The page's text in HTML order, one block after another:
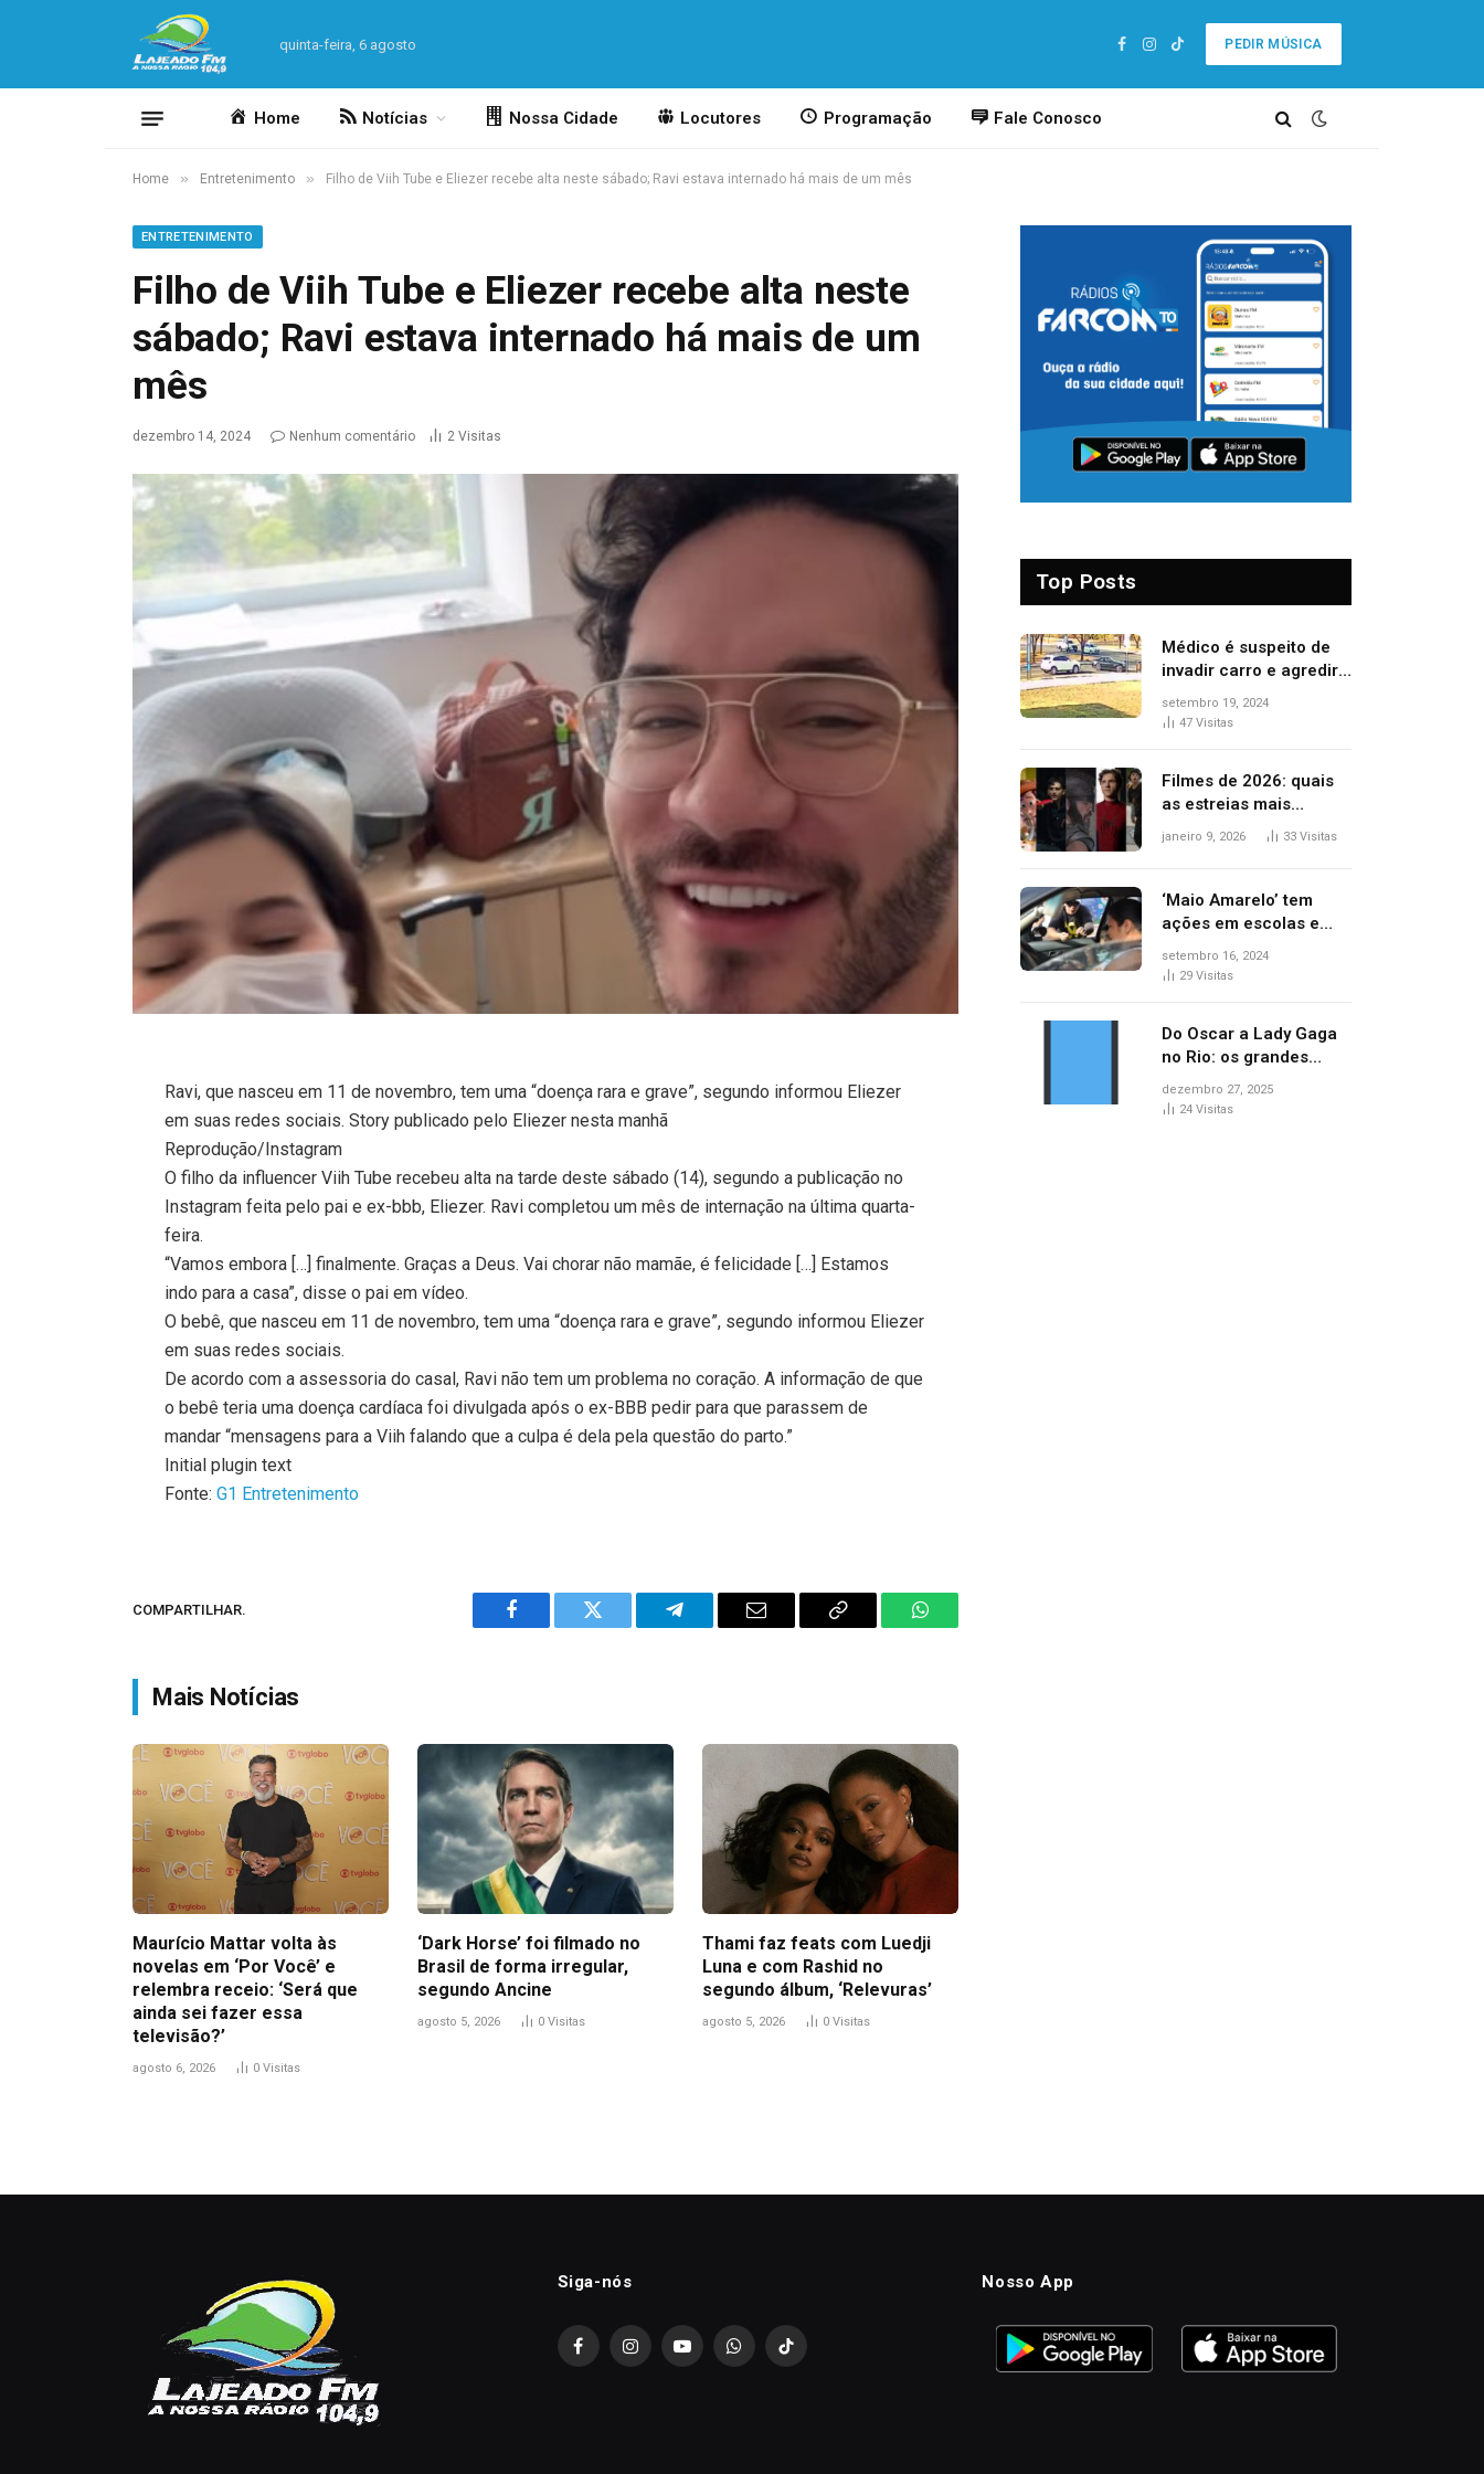
quinta-feira, 6 agosto
Facebook
Instagram
TikTok
PEDIR MÚSICA
Home Notícias Nossa Cidade Locutores Programação Fale Conosco
Home » Entretenimento » Filho de Viih Tube e Eliezer recebe alta neste sábado; Ravi estava internado há mais de um mês
ENTRETENIMENTO
Filho de Viih Tube e Eliezer recebe alta neste
sábado; Ravi estava internado há mais de um
mês
dezembro 14, 2024 Nenhum comentário 2 Visitas
Ravi, que nasceu em 11 de novembro, tem uma “doença rara e grave”, segundo informou Eliezer
em suas redes sociais. Story publicado pelo Eliezer nesta manhã
Reprodução/Instagram
O filho da influencer Viih Tube recebeu alta na tarde deste sábado (14), segundo a publicação no
Instagram feita pelo pai e ex-bbb, Eliezer. Ravi completou um mês de internação na última quarta-
feira.
“Vamos embora […] finalmente. Graças a Deus. Vai chorar não mamãe, é felicidade […] Estamos
indo para a casa”, disse o pai em vídeo.
O bebê, que nasceu em 11 de novembro, tem uma “doença rara e grave”, segundo informou Eliezer
em suas redes sociais.
De acordo com a assessoria do casal, Ravi não tem um problema no coração. A informação de que
o bebê teria uma doença cardíaca foi divulgada após o ex-BBB pedir para que parassem de
mandar “mensagens para a Viih falando que a culpa é dela pela questão do parto.”
Initial plugin text
Fonte:G1 Entretenimento
COMPARTILHAR.
Facebook Twitter Telegram Email
Copy
WhatsApp
Mais Notícias
Maurício Mattar volta às
novelas em ‘Por Você’ e
relembra receio: ‘Será que
ainda sei fazer essa
televisão?’
agosto 6, 2026 0 Visitas
‘Dark Horse’ foi filmado no
Brasil de forma irregular,
segundo Ancine
agosto 5, 2026 0 Visitas
Thami faz feats com Luedji
Luna e com Rashid no
segundo álbum, ‘Relevuras’
agosto 5, 2026 0 Visitas
Top Posts
Médico é suspeito de
invadir carro e agredir
delegado aposentado
durante confusão no
setembro 19, 2024
47 Visitas
Filmes de 2026: quais
as estreias mais
aguardadas do ano?
janeiro 9, 2026 33 Visitas
‘Maio Amarelo’ tem
ações em escolas e
ruas para prevenir
acidentes no trânsito
setembro 16, 2024
29 Visitas
Do Oscar a Lady Gaga
no Rio: os grandes
marcos da cultura em
2025
dezembro 27, 2025
24 Visitas
Siga-nós
FacebookInstagramYouTubeWhatsAppTikTok
Nosso App